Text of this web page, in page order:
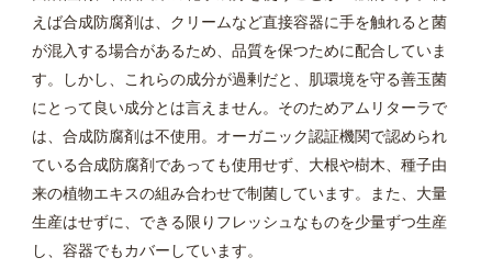
えば合成防腐剤は、クリームなど直接容器に手を触れると菌
が混入する場合があるため、品質を保つために配合していま
す。しかし、これらの成分が過剰だと、肌環境を守る善玉菌
にとって良い成分とは言えません。そのためアムリターラで
は、合成防腐剤は不使用。オーガニック認証機関で認められ
ている合成防腐剤であっても使用せず、大根や樹木、種子由
来の植物エキスの組み合わせで制菌しています。また、大量
生産はせずに、できる限りフレッシュなものを少量ずつ生産
し、容器でもカバーしています。